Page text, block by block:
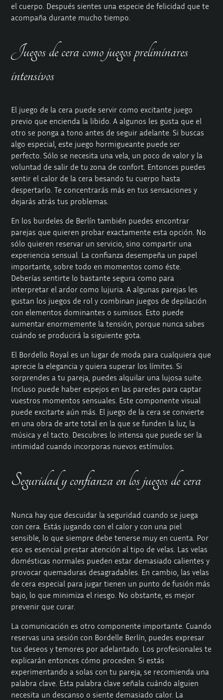
el cuerpo. Después sientes una especie de felicidad que te
acompaña durante mucho tiempo.
Juegos de cera como juegos preliminares
intensivos
El juego de la cera puede servir como excitante juego
previo que encienda la libido. A algunos les gusta que el
otro se ponga a tono antes de seguir adelante. Si buscas
algo especial, este juego hormigueante puede ser
perfecto. Sólo se necesita una vela, un poco de valor y la
voluntad de salir de tu zona de confort. Entonces puedes
sentir el calor de la cera besando tu cuerpo hasta
despertarlo. Te concentrarás más en tus sensaciones y
dejarás atrás tus problemas.
En los burdeles de Berlín también puedes encontrar
parejas que quieren probar exactamente esta opción. No
sólo quieren reservar un servicio, sino compartir una
experiencia sensual. La confianza desempeña un papel
importante, sobre todo en momentos como éste.
Deberías sentirte lo bastante segura como para
interpretar el ardor como lujuria. A algunas parejas les
gustan los juegos de rol y combinan juegos de depilación
con elementos dominantes o sumisos. Esto puede
aumentar enormemente la tensión, porque nunca sabes
cuándo se producirá la siguiente gota.
El Bordello Royal es un lugar de moda para cualquiera que
aprecie la elegancia y quiera superar los límites. Si
sorprendes a tu pareja, puedes alquilar una lujosa suite.
Incluso puede haber espejos en las paredes para captar
vuestros momentos sensuales. Este componente visual
puede excitarte aún más. El juego de la cera se convierte
en una obra de arte total en la que se funden la luz, la
música y el tacto. Descubres lo intensa que puede ser la
intimidad cuando incorporas nuevos estímulos.
Seguridad y confianza en los juegos de cera
Nunca hay que descuidar la seguridad cuando se juega
con cera. Estás jugando con el calor y con una piel
sensible, lo que siempre debe tenerse muy en cuenta. Por
eso es esencial prestar atención al tipo de velas. Las velas
domésticas normales pueden estar demasiado calientes y
provocar quemaduras desagradables. En cambio, las velas
de cera especial para jugar tienen un punto de fusión más
bajo, lo que minimiza el riesgo. No obstante, es mejor
prevenir que curar.
La comunicación es otro componente importante. Cuando
reservas una sesión con Bordelle Berlín, puedes expresar
tus deseos y temores por adelantado. Los profesionales te
explicarán entonces cómo proceden. Si estás
experimentando a solas con tu pareja, se recomienda una
palabra clave. Esta palabra clave señala cuándo alguien
necesita un descanso o siente demasiado calor. La